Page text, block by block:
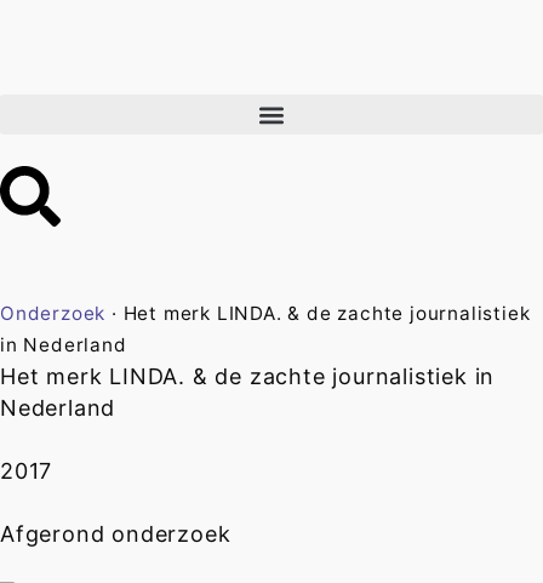
Onderzoek · Het merk LINDA. & de zachte journalistiek
in Nederland
Het merk LINDA. & de zachte journalistiek in
Nederland
2017
Afgerond onderzoek